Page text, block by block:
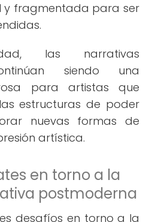
y fragmentada para ser
las narrativas
siendo una
para artistas que
estructuras de poder
nuevas formas de
artística.
en torno a la
postmoderna
desafíos en torno a la